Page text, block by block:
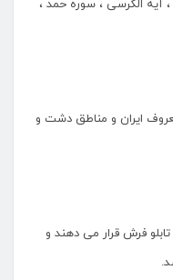
آیه الکرسی ، سوره حمد ،
ایران و مناطق دشت و
فرش قرار می دهند و